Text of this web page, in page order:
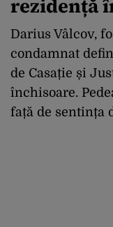
rezidență
Darius Vâlcov,
condamnat
de Casație și
închisoare.
față de sentința